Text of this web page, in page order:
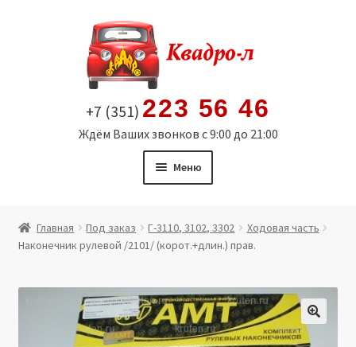
содержимому
+7 (351) 223 56 46
Ждём Ваших звонков с 9:00 до 21:00
Меню
Витрина
Мой аккаунт
Политика в отношении обработки персональных
Главная Под заказ Г-3110, 3102, 3302
Ходовая часть
Наконечник рулевой /2101/ (корот.+длин.) прав.
🔍